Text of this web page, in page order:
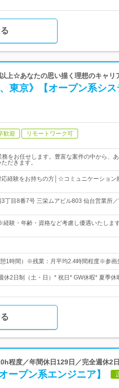
上☆あなたの思い描く理想のキャリ
東京》【オープン系シス
歓迎 リモートワーク可
をお任せします。豊富な案件の中から、
だきます。
応経験をお持ちの方│☆コミュニケーション
丁目8番7号 三栄ムアビル803 仙台営業所
験・年齢・資格など考慮し優遇いたしま
1時間）※残業：月平均2.4時間程度※参
休2日制（土・日）* 祝日* GW休暇* 夏季
程度／年間休日129日／完全週休2
ープン系エンジニア】